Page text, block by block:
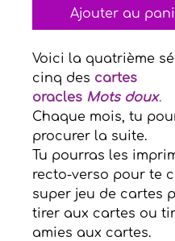
Ajouter au
Voici la quatrième
cinq des cartes
oracles Mots doux.
Chaque mois, tu
procurer la suite.
Tu pourras les
recto-verso pour te
super jeu de cartes
tirer aux cartes ou
amies aux cartes.